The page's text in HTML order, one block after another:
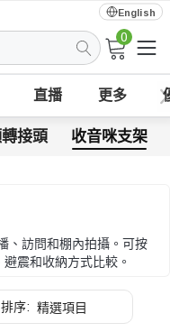
English
0
直播 更多
接頭 收音咪支架
、訪問和棚內拍攝。可按
震和收納方式比較。